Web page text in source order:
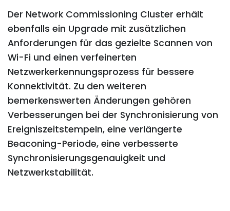
Der Network Commissioning Cluster erhält
ebenfalls ein Upgrade mit zusätzlichen
Anforderungen für das gezielte Scannen von
Wi-Fi und einen verfeinerten
Netzwerkerkennungsprozess für bessere
Konnektivität. Zu den weiteren
bemerkenswerten Änderungen gehören
Verbesserungen bei der Synchronisierung von
Ereigniszeitstempeln, eine verlängerte
Beaconing-Periode, eine verbesserte
Synchronisierungsgenauigkeit und
Netzwerkstabilität.